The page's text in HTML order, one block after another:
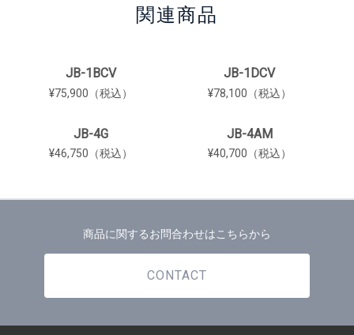
関連商品
JB-1BCV
¥75,900（税込）
JB-1DCV
¥78,100（税込）
JB-4G
¥46,750（税込）
JB-4AM
¥40,700（税込）
商品に関するお問合わせはこちらから
CONTACT